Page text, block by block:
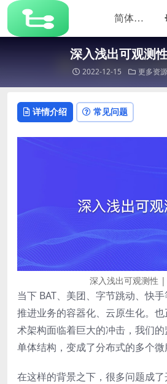
深入浅出可观测
2022-12-15 更多资源
详情介绍 常见问题
深入浅出可观测性
当下 BAT、美团、字节跳动、快
推进业务的容器化、云原生化。
术架构面临着巨大的冲击，我们
单体结构，变成了分布式的多个微
在这样的背景之下，很多问题成